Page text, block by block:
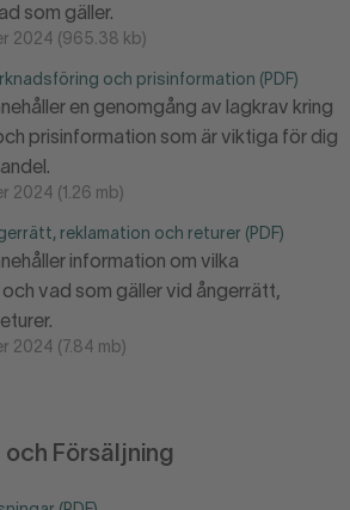
som gäller.
2024 (965.38 kb)
och prisinformation (PDF)
en genomgång av lagkrav kring
prisinformation som är viktiga för dig
2024 (1.26 mb)
reklamation och returer (PDF)
information om vilka
vad som gäller vid ångerrätt,
2024 (7.84 mb)
Försäljning